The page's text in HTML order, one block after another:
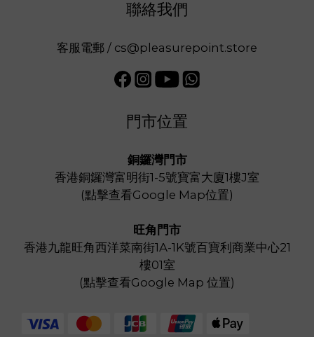
聯絡我們
客服電郵 / cs@pleasurepoint.store
門市位置
銅鑼灣門市
香港銅鑼灣富明街1-5號寶富大廈1樓J室
(點擊查看Google Map位置)
旺角門市
香港九龍旺角西洋菜南街1A-1K號百寶利商業中心21
樓01室
(點擊查看Google Map 位置)